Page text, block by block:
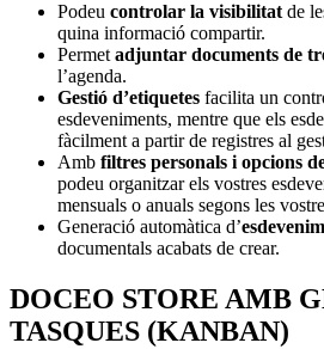
Podeu controlar la visibilitat de
quina informació compartir.
Permet adjuntar documents de
l’agenda.
Gestió d’etiquetes facilita un
esdeveniments, mentre que els
fàcilment a partir de registres al
Amb filtres personals i opcions
podeu organitzar els vostres
mensuals o anuals segons les
Generació automàtica d’
documentals acabats de crear.
DOCEO STORE AMB
TASQUES (KANBAN)